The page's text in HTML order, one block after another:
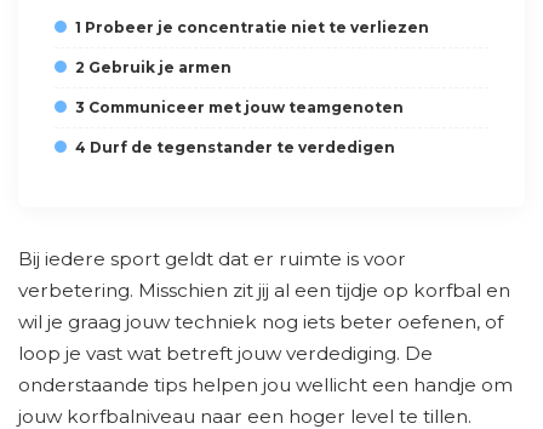
1 Probeer je concentratie niet te verliezen
2 Gebruik je armen
3 Communiceer met jouw teamgenoten
4 Durf de tegenstander te verdedigen
Bij iedere sport geldt dat er ruimte is voor
verbetering. Misschien zit jij al een tijdje op korfbal en
wil je graag jouw techniek nog iets beter oefenen, of
loop je vast wat betreft jouw verdediging. De
onderstaande tips helpen jou wellicht een handje om
jouw korfbalniveau naar een hoger level te tillen.